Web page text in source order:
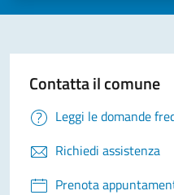
Contatta il comune
Leggi le domande
Richiedi assistenza
Prenota